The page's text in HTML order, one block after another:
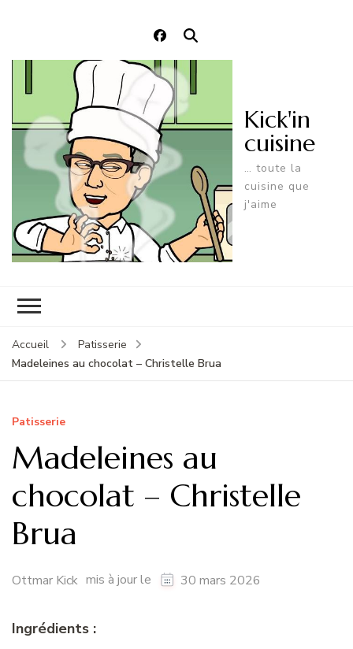
Kick'in
cuisine
… toute la
cuisine que
j'aime
Accueil
Patisserie
Madeleines au chocolat – Christelle Brua
Patisserie
Madeleines au
chocolat – Christelle
Brua
Ottmar Kick mis à jour le 30 mars 2026
Ingrédients :